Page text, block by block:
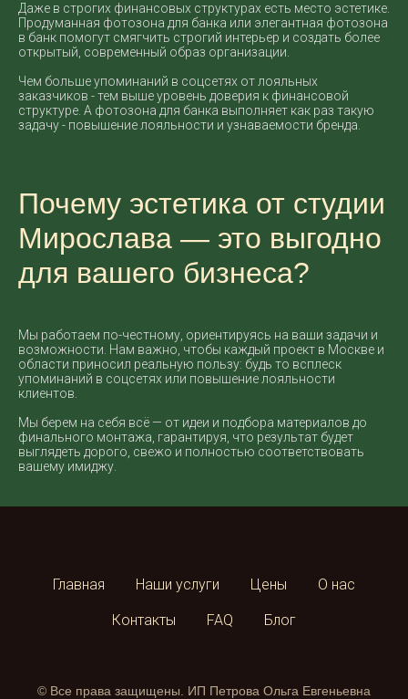
Даже в строгих финансовых структурах есть место эстетике.
Продуманная фотозона для банка или элегантная фотозона
в банк помогут смягчить строгий интерьер и создать более
открытый, современный образ организации.
Чем больше упоминаний в соцсетях от лояльных
заказчиков - тем выше уровень доверия к финансовой
структуре. А фотозона для банка выполняет как раз такую
задачу - повышение лояльности и узнаваемости бренда.
Почему эстетика от студии
Мирослава — это выгодно
для вашего бизнеса?
Мы работаем по-честному, ориентируясь на ваши задачи и
возможности. Нам важно, чтобы каждый проект в Москве и
области приносил реальную пользу: будь то всплеск
упоминаний в соцсетях или повышение лояльности
клиентов.
Мы берем на себя всё — от идеи и подбора материалов до
финального монтажа, гарантируя, что результат будет
выглядеть дорого, свежо и полностью соответствовать
вашему имиджу.
Главная Наши услуги Цены О нас
Контакты FAQ Блог
© Все права защищены. ИП Петрова Ольга Евгеньевна